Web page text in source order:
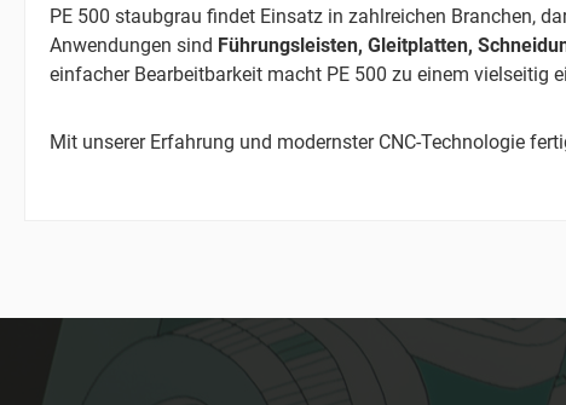
PE 500 staubgrau findet Einsatz in zahlreichen Branchen,
Anwendungen sind Führungsleisten, Gleitplatten,
einfacher Bearbeitbarkeit macht PE 500 zu einem vielseitig
Mit unserer Erfahrung und modernster CNC-Technologie